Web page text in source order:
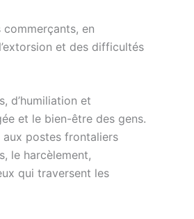
en
et des difficultés
d’humiliation et
et le bien-être des gens.
aux postes frontaliers
le harcèlement,
qui traversent les